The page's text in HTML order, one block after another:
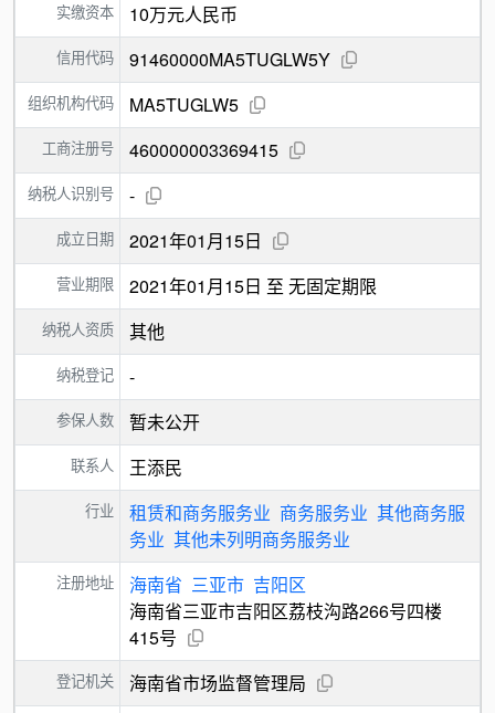
实缴资本 10万元人民币
信用代码 91460000MA5TUGLW5Y
组织机构代码 MA5TUGLW5
工商注册号 460000003369415
纳税人识别号 -
成立日期 2021年01月15日
营业期限 2021年01月15日 至 无固定期限
纳税人资质 其他
纳税登记 -
参保人数 暂未公开
联系人 王添民
行业 租赁和商务服务业 商务服务业 其他商务服
务业 其他未列明商务服务业
注册地址 海南省 三亚市 吉阳区
海南省三亚市吉阳区荔枝沟路266号四楼
415号
登记机关 海南省市场监督管理局